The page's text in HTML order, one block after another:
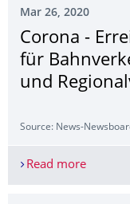
Mar 26, 2020
Corona -
für
und
Source: News-
Read moreCorona